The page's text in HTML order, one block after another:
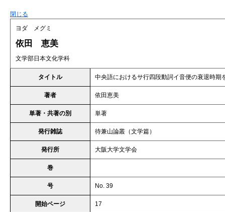
閉じる
ヨダ メグミ
依田 恵美
文学部日本文化学科
タイトル 中央語におけるサ行四段動詞イ音便の衰退時期
著者 依田恵美
単著・共著の別 単著
発行雑誌 待兼山論叢（文学篇）
発行所 大阪大学文学会
巻
号 No. 39
開始ページ 17